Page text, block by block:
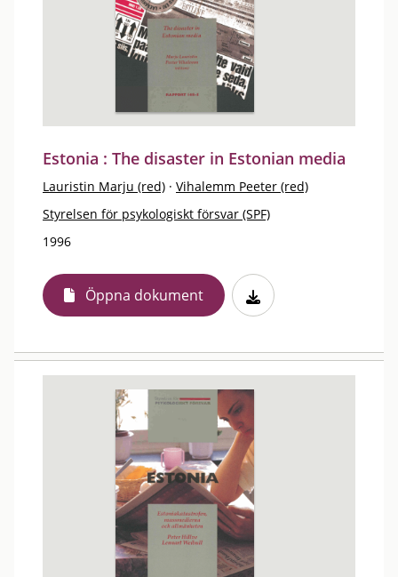
Estonia : The disaster in Estonian media
Lauristin Marju (red) · Vihalemm Peeter (red)
Styrelsen för psykologiskt försvar (SPF)
1996
Öppna dokument